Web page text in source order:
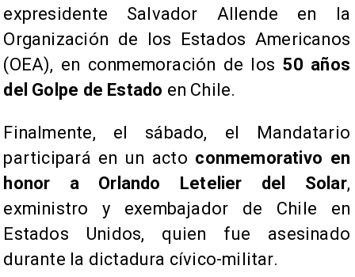
expresidente Salvador Allende en la
Organización de los Estados Americanos
(OEA), en conmemoración de los 50 años
del Golpe de Estado en Chile.
Finalmente, el sábado, el Mandatario
participará en un acto conmemorativo en
honor a Orlando Letelier del Solar,
exministro y exembajador de Chile en
Estados Unidos, quien fue asesinado
durante la dictadura cívico-militar.